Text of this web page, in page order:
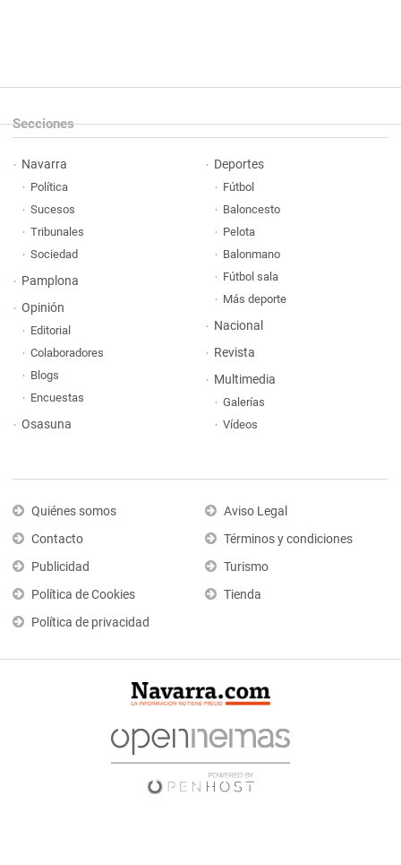
Secciones
Navarra
Política
Sucesos
Tribunales
Sociedad
Pamplona
Opinión
Editorial
Colaboradores
Blogs
Encuestas
Osasuna
Deportes
Fútbol
Baloncesto
Pelota
Balonmano
Fútbol sala
Más deporte
Nacional
Revista
Multimedia
Galerías
Vídeos
Quiénes somos
Contacto
Publicidad
Política de Cookies
Política de privacidad
Aviso Legal
Términos y condiciones
Turismo
Tienda